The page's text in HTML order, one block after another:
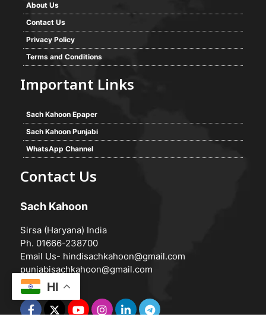
About Us
Contact Us
Privacy Policy
Terms and Conditions
Important Links
Sach Kahoon Epaper
Sach Kahoon Punjabi
WhatsApp Channel
Contact Us
Sach Kahoon
Sirsa (Haryana) India
Ph. 01666-238700
Email Us- hindisachkahoon@gmail.com
punjabisachkahoon@gmail.com
HI